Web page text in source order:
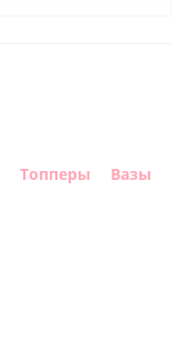
Топперы
Вазы